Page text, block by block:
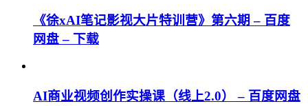
《徐xAI笔记影视大片特训营》第六期 – 百度
网盘 – 下载
AI商业视频创作实操课（线上2.0） – 百度网盘